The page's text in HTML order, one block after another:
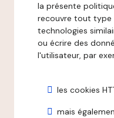
la présente
recouvre tout type
technologies
ou écrire des
l'utilisateur, par
les cookies
mais